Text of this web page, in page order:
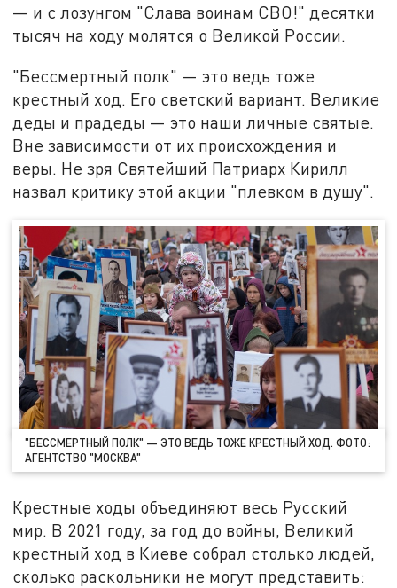
— и с лозунгом "Слава воинам СВО!" десятки
тысяч на ходу молятся о Великой России.
"Бессмертный полк" — это ведь тоже
крестный ход. Его светский вариант. Великие
деды и прадеды — это наши личные святые.
Вне зависимости от их происхождения и
веры. Не зря Святейший Патриарх Кирилл
назвал критику этой акции "плевком в душу".
"БЕССМЕРТНЫЙ ПОЛК" — ЭТО ВЕДЬ ТОЖЕ КРЕСТНЫЙ ХОД. ФОТО:
АГЕНТСТВО "МОСКВА"
Крестные ходы объединяют весь Русский
мир. В 2021 году, за год до войны, Великий
крестный ход в Киеве собрал столько людей,
сколько раскольники не могут представить: